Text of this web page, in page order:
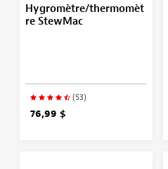
Hygromètre/thermomèt
re StewMac
(53)
76,99 $